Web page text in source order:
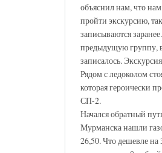
объяснил нам, что
пройти экскурсию,
записываются
предыдущую группу,
записалось.
Рядом с ледоколом
которая героически
СП-2.
Начался обратный
Мурманска нашли
26,50. Что дешевле на